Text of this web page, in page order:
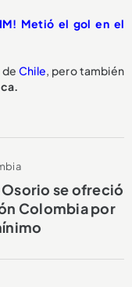
Metió el gol en el
de Chile , pero también
Osorio se ofreció
Colombia por